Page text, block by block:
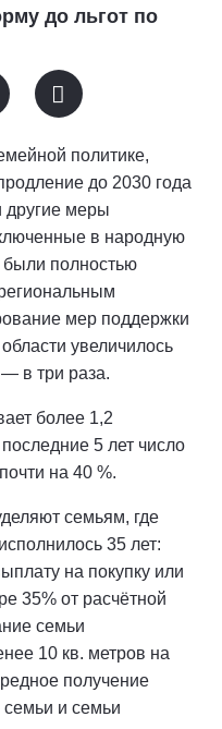
до льгот по
политике,
до 2030 года
другие меры
в народную
полностью
мер поддержки
увеличилось
в три раза.
более 1,2
5 лет число
на 40 %.
семьям, где
35 лет:
на покупку или
35% от расчётной
семьи
10 кв. метров на
получение
и семьи